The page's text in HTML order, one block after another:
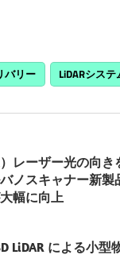
バリー LiDARシステ
）レーザー光の向き
ノスキャナー新製
幅に向上
LiDAR による小